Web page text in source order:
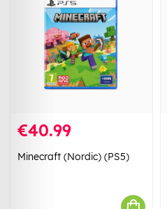
€40.99
Minecraft (Nordic) (PS5)